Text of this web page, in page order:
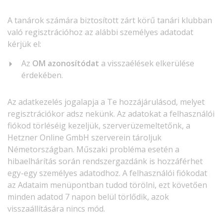
A tanárok számára biztosított zárt körű tanári klubban
való regisztrációhoz az alábbi személyes adatodat
kérjük el:
Az OM azonosítódat a visszaélések elkerülése
érdekében.
Az adatkezelés jogalapja a Te hozzájárulásod, melyet
regisztrációkor adsz nekünk. Az adatokat a felhasználói
fiókod törléséig kezeljük, szerverüzemeltetőnk, a
Hetzner Online GmbH szerverein tároljuk
Németországban. Műszaki probléma esetén a
hibaelhárítás során rendszergazdánk is hozzáférhet
egy-egy személyes adatodhoz. A felhasználói fiókodat
az Adataim menüpontban tudod törölni, ezt követően
minden adatod 7 napon belül törlődik, azok
visszaállítására nincs mód.